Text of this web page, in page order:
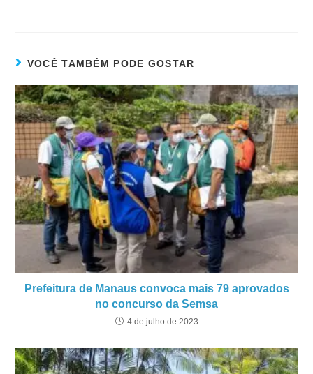
VOCÊ TAMBÉM PODE GOSTAR
Prefeitura de Manaus convoca mais 79 aprovados
no concurso da Semsa
4 de julho de 2023